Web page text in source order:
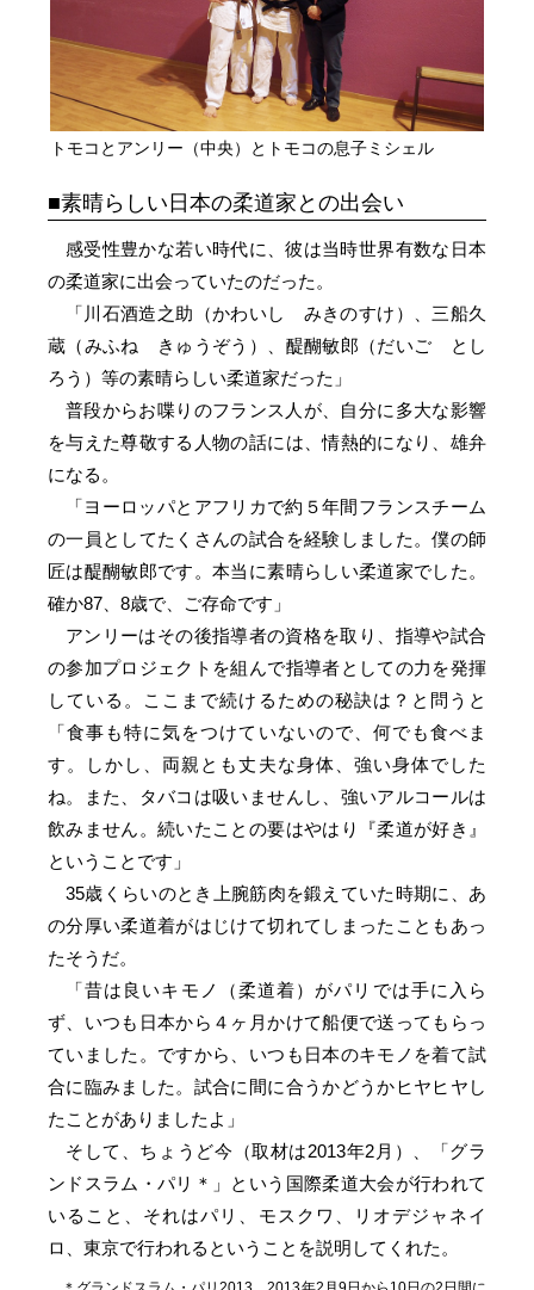
トモコとアンリー（中央）とトモコの息子ミシェル
素晴らしい日本の柔道家との出会い
感受性豊かな若い時代に、彼は当時世界有数な日本
の柔道家に出会っていたのだった。
「川石酒造之助（かわいし みきのすけ）、三船久
蔵（みふね きゅうぞう）、醍醐敏郎（だいご とし
ろう）等の素晴らしい柔道家だった」
普段からお喋りのフランス人が、自分に多大な影響
を与えた尊敬する人物の話には、情熱的になり、雄弁
になる。
「ヨーロッパとアフリカで約５年間フランスチーム
の一員としてたくさんの試合を経験しました。僕の師
匠は醍醐敏郎です。本当に素晴らしい柔道家でした。
確か87、8歳で、ご存命です」
アンリーはその後指導者の資格を取り、指導や試合
の参加プロジェクトを組んで指導者としての力を発揮
している。ここまで続けるための秘訣は？と問うと
「食事も特に気をつけていないので、何でも食べま
す。しかし、両親とも丈夫な身体、強い身体でした
ね。また、タバコは吸いませんし、強いアルコールは
飲みません。続いたことの要はやはり『柔道が好き』
ということです」
35歳くらいのとき上腕筋肉を鍛えていた時期に、あ
の分厚い柔道着がはじけて切れてしまったこともあっ
たそうだ。
「昔は良いキモノ（柔道着）がパリでは手に入ら
ず、いつも日本から４ヶ月かけて船便で送ってもらっ
ていました。ですから、いつも日本のキモノを着て試
合に臨みました。試合に間に合うかどうかヒヤヒヤし
たことがありましたよ」
そして、ちょうど今（取材は2013年2月）、「グラ
ンドスラム・パリ＊」という国際柔道大会が行われて
いること、それはパリ、モスクワ、リオデジャネイ
ロ、東京で行われるということを説明してくれた。